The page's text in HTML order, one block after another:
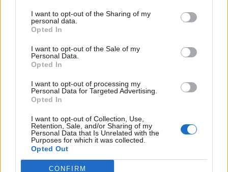
I want to opt-out of the Sharing of my
personal data.
Opted In
I want to opt-out of the Sale of my
Personal Data.
Opted In
I want to opt-out of processing my
Personal Data for Targeted Advertising.
Opted In
I want to opt-out of Collection, Use,
Retention, Sale, and/or Sharing of my
Personal Data that Is Unrelated with the
Purposes for which it was collected.
Opted Out
CONFIRM
Σελίδα 2 από 2
ΤΕΛΕΥΤΑΙΑ ΝΕΑ
Πανευρωπαϊκή έρευνα: Το 64% των Ελλήνων